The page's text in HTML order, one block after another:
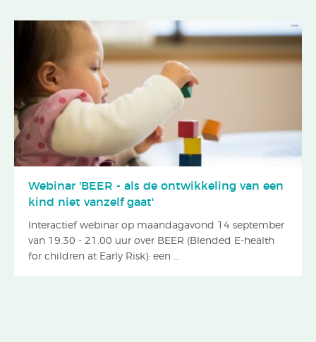
Webinar 'BEER - als de ontwikkeling van een
kind niet vanzelf gaat'
Interactief webinar op maandagavond 14 september
van 19.30 - 21.00 uur over BEER (Blended E-health
for children at Early Risk): een ...